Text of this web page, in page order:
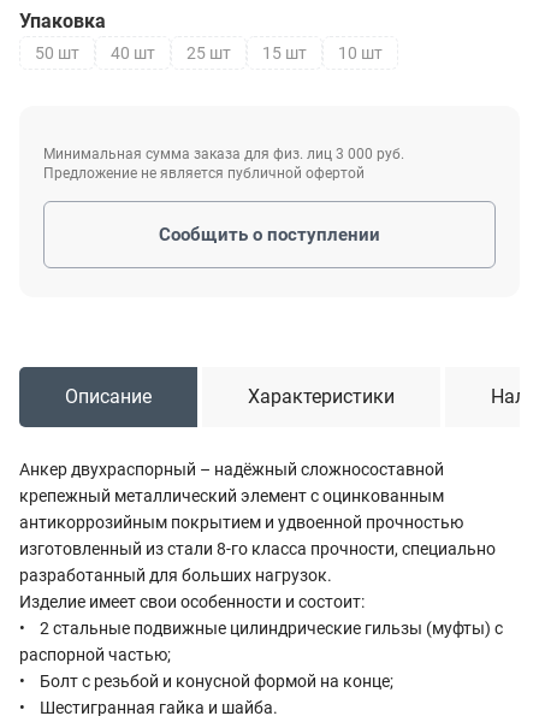
Упаковка
50 шт 40 шт 25 шт 15 шт 10 шт
Минимальная сумма заказа для физ. лиц 3 000 руб.
Предложение не является публичной офертой
Сообщить о поступлении
Описание Характеристики
Анкер двухраспорный – надёжный сложносоставной
крепежный металлический элемент с оцинкованным
антикоррозийным покрытием и удвоенной прочностью
изготовленный из стали 8-го класса прочности, специально
разработанный для больших нагрузок.
Изделие имеет свои особенности и состоит:
• 2 стальные подвижные цилиндрические гильзы (муфты) с
распорной частью;
• Болт с резьбой и конусной формой на конце;
• Шестигранная гайка и шайба.